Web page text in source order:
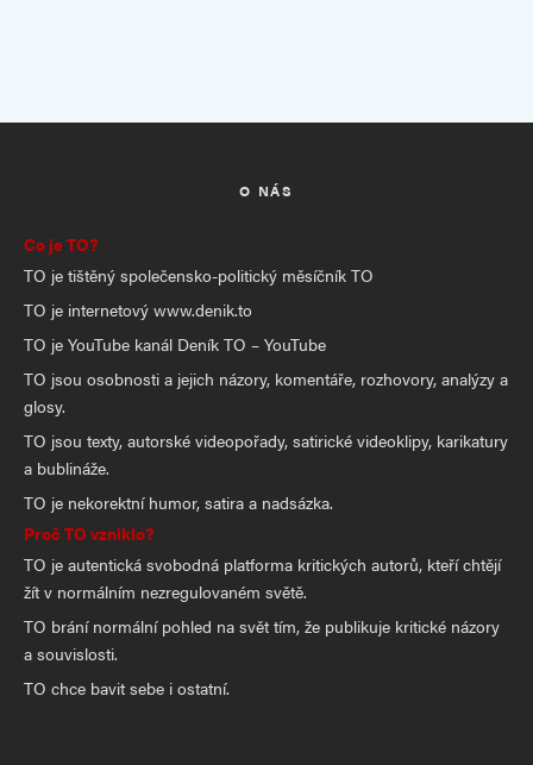
O NÁS
Co je TO?
TO je tištěný společensko-politický měsíčník TO
TO je internetový www.denik.to
TO je YouTube kanál Deník TO – YouTube
TO jsou osobnosti a jejich názory, komentáře, rozhovory, analýzy a
glosy.
TO jsou texty, autorské videopořady, satirické videoklipy, karikatury
a bublináže.
TO je nekorektní humor, satira a nadsázka.
Proč TO vzniklo?
TO je autentická svobodná platforma kritických autorů, kteří chtějí
žít v normálním nezregulovaném světě.
TO brání normální pohled na svět tím, že publikuje kritické názory
a souvislosti.
TO chce bavit sebe i ostatní.